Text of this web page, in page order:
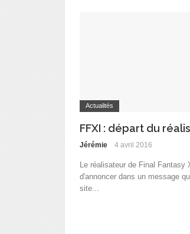
Actualités
FFXI : départ du
Jérémie 4 avril 2016
Le réalisateur de Final Fantasy
d'annoncer dans un message
site...